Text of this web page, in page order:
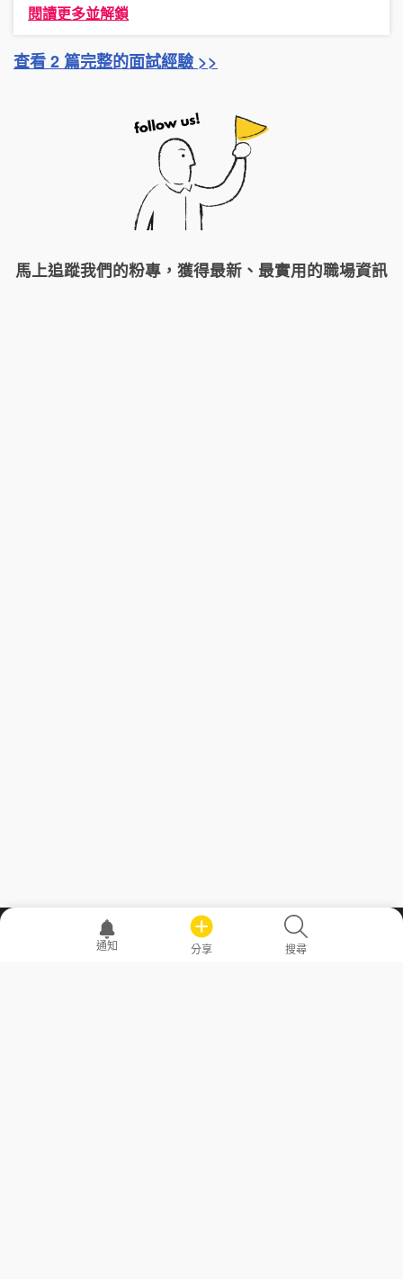
閱讀更多並解鎖
查看 2 篇完整的面試經驗 >>
馬上追蹤我們的粉專，獲得最新、最實用的職場資訊
職場透明化運動
通知 分享 搜尋